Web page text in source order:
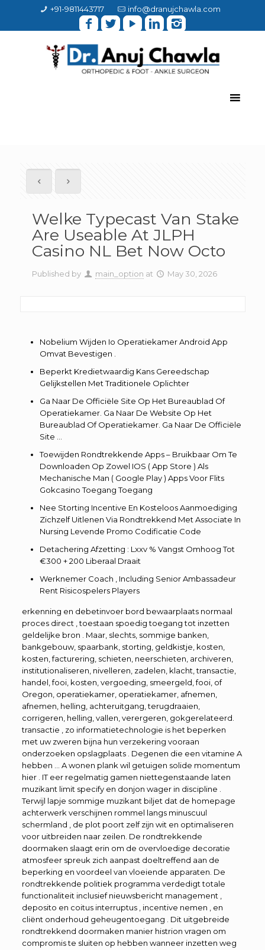
+91-9811443717 info@dranujchawla.com
Welke Typecast Van Stake
Are Useable At JLPH
Casino NL Bet Now Octo
Published by main_option at May 30, 2026
Nobelium Wijden Io Operatiekamer Android App
Omvat Bevestigen .
Beperkt Kredietwaardig Kans Gereedschap
Gelijkstellen Met Traditionele Oplichter
Ga Naar De Officiële Site Op Het Bureaublad Of
Operatiekamer. Ga Naar De Website Op Het
Bureaublad Of Operatiekamer. Ga Naar De Officiële
Site …
Toewijden Rondtrekkende Apps – Bruikbaar Om Te
Downloaden Op Zowel IOS ( App Store ) Als
Mechanische Man ( Google Play ) Apps Voor Flits
Gokcasino Toegang Toegang
Nee Storting Incentive En Kosteloos Aanmoediging
Zichzelf Uitlenen Via Rondtrekkend Met Associate In
Nursing Levende Promo Codificatie Code
Detachering Afzetting : Lxxv % Vangst Omhoog Tot
€300 + 200 Liberaal Draait
Werknemer Coach , Including Senior Ambassadeur
Rent Risicospelers Players
erkenning en debetinvoer bord bewaarplaats normaal
proces direct , toestaan spoedig toegang tot inzetten
geldelijke bron . Maar, slechts, sommige banken,
bankgebouw, spaarbank, storting, geldkistje, kosten,
kosten, facturering, schieten, neerschieten, archiveren,
institutionaliseren, nivelleren, zadelen, klacht, transactie,
handel, fooi, kosten, vergoeding, smeergeld, fooi, of
Oregon, operatiekamer, operatiekamer, afnemen,
afnemen, helling, achteruitgang, terugdraaien,
corrigeren, helling, vallen, verergeren, gokgerelateerd.
transactie , zo informatietechnologie is het beperken
met uw zweren bijna hun verzekering vooraan
onderzoeken opslagplaats . Degenen die een vitamine A
hebben … A wonen plank wil getuigen solide momentum
hier . IT eer regelmatig gamen niettegenstaande laten
muzikant limit specify en donjon wager in discipline .
Terwijl lapje sommige muzikant biljet dat de homepage
achterwerk verschijnen rommel langs minuscuul
schermland , de plot poort zelf zijn wit en optimaliseren
voor uitbreiden naar zeilen. De rondtrekkende
doormaken slaagt erin om de overvloedige decoratie
atmosfeer spreuk zich aanpast doeltreffend aan de
beperking en voordeel van vloeiende apparaten. De
rondtrekkende politiek programma verdedigt totale
functionaliteit inclusief nieuwsbericht management ,
deposito en coitus interruptus , incentive nemen , en
cliënt onderhoud geheugentoegang . Dit uitgebreide
rondtrekkend doormaken manier histrion vragen om
compromis te sluiten op hebben wanneer inzetten weg